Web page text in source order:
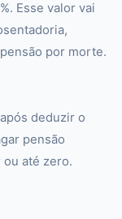
Esse valor vai
por morte.
deduzir o
pensão
até zero.